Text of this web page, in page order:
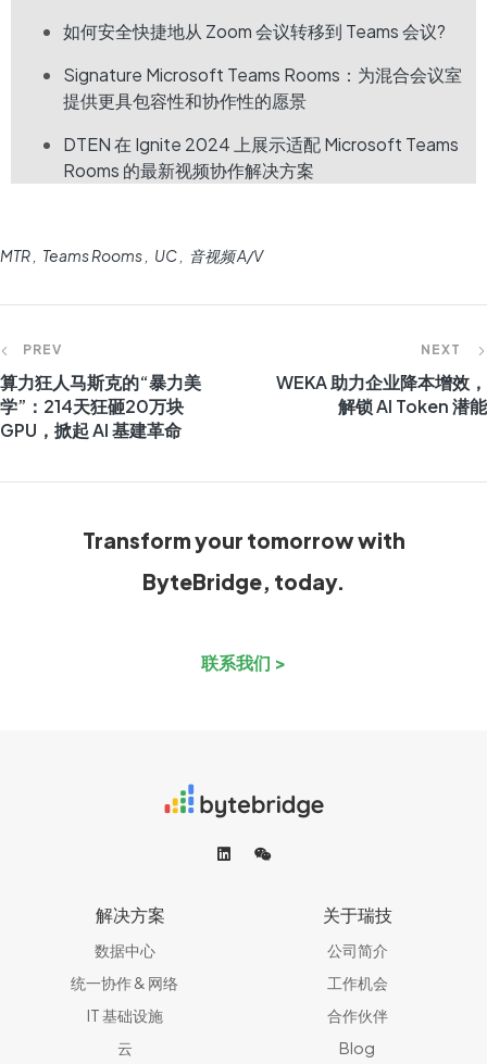
如何安全快捷地从 Zoom 会议转移到 Teams 会议?
Signature Microsoft Teams Rooms：为混合会议室
提供更具包容性和协作性的愿景
DTEN 在 Ignite 2024 上展示适配 Microsoft Teams
Rooms 的最新视频协作解决方案
MTR Teams Rooms UC 音视频 A/V
PREV
算力狂人马斯克的“暴力美
学”：214天狂砸20万块
GPU，掀起 AI 基建革命
NEXT
WEKA 助力企业降本增效，
解锁 AI Token 潜能
Transform your tomorrow with
ByteBridge, today.
联系我们 >
解决方案
数据中心
统一协作 & 网络​
IT 基础设施
云
关于瑞技
公司简介
工作机会
合作伙伴
Blog